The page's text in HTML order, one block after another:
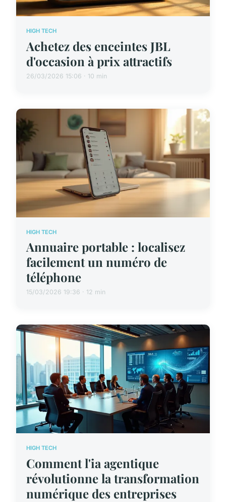
HIGH TECH
Achetez des enceintes JBL
d'occasion à prix attractifs
26/03/2026 15:06 · 10 min
HIGH TECH
Annuaire portable : localisez
facilement un numéro de
téléphone
15/03/2026 19:36 · 12 min
HIGH TECH
Comment l'ia agentique
révolutionne la transformation
numérique des entreprises